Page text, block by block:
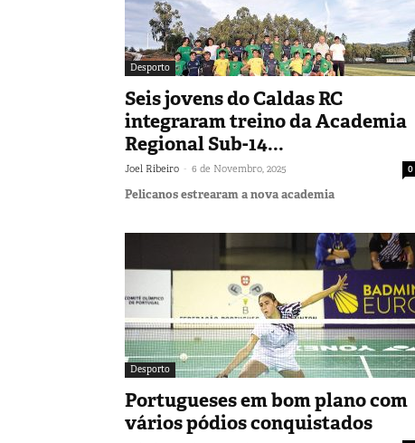
Desporto
Seis jovens do Caldas RC
integraram treino da Academia
Regional Sub-14...
Joel Ribeiro - 6 de Novembro, 2025 0
Pelicanos estrearam a nova academia
Desporto
Portugueses em bom plano com
vários pódios conquistados